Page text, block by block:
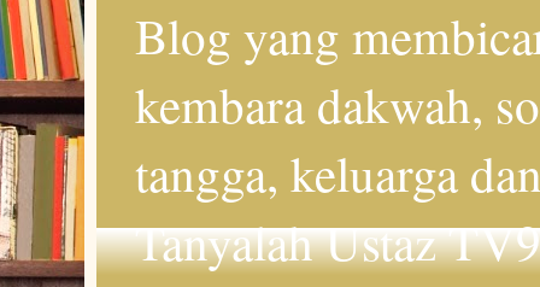
Blog yang
kembara dakwah,
tangga, keluarga
Tanyalah Ustaz